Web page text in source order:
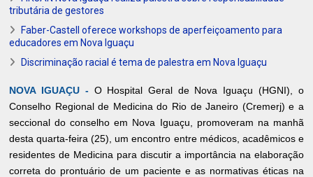
tributária de gestores
Faber-Castell oferece workshops de aperfeiçoamento para
educadores em Nova Iguaçu
Discriminação racial é tema de palestra em Nova Iguaçu
NOVA IGUAÇU - O Hospital Geral de Nova Iguaçu (HGNI), o
Conselho Regional de Medicina do Rio de Janeiro (Cremerj) e a
seccional do conselho em Nova Iguaçu, promoveram na manhã
desta quarta-feira (25), um encontro entre médicos, acadêmicos e
residentes de Medicina para discutir a importância na elaboração
correta do prontuário de um paciente e as normativas éticas na